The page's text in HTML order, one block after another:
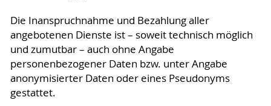
Die Inanspruchnahme und Bezahlung aller
angebotenen Dienste ist – soweit technisch möglich
und zumutbar – auch ohne Angabe
personenbezogener Daten bzw. unter Angabe
anonymisierter Daten oder eines Pseudonyms
gestattet.